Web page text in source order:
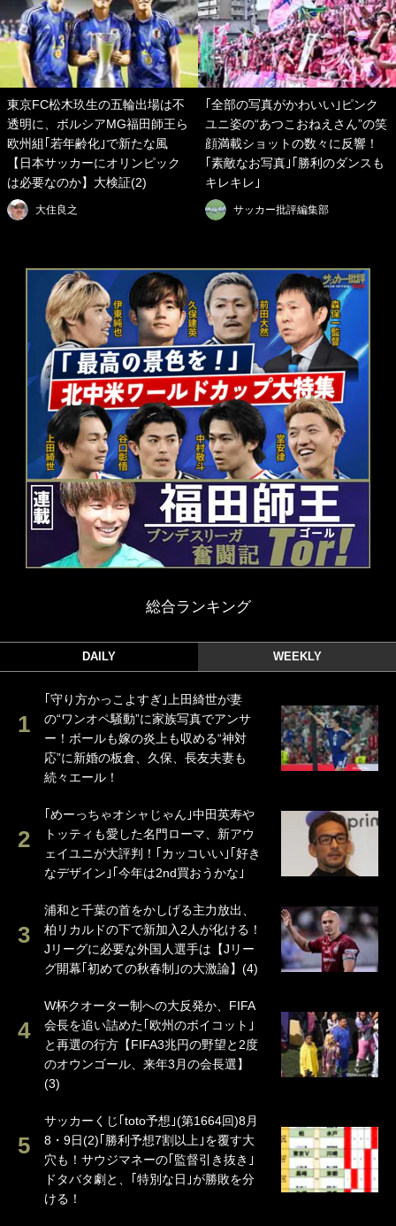
東京FC松木玖生の五輪出場は不
透明に、ボルシアMG福田師王ら
欧州組｢若年齢化｣で新たな風
【日本サッカーにオリンピック
は必要なのか】大検証(2)
大住良之
｢全部の写真がかわいい｣ピンク
ユニ姿の“あつこおねえさん”の笑
顔満載ショットの数々に反響！
｢素敵なお写真｣｢勝利のダンスも
キレキレ｣
サッカー批評編集部
総合ランキング
DAILY WEEKLY
｢守り方かっこよすぎ｣上田綺世が妻
の“ワンオペ騒動”に家族写真でアンサ
ー！ボールも嫁の炎上も収める“神対
応”に新婚の板倉、久保、長友夫妻も
続々エール！
｢めーっちゃオシャじゃん｣中田英寿や
トッティも愛した名門ローマ、新アウ
ェイユニが大評判！｢カッコいい｣｢好き
なデザイン｣｢今年は2nd買おうかな｣
浦和と千葉の首をかしげる主力放出、
柏リカルドの下で新加入2人が化ける！
Jリーグに必要な外国人選手は【Jリー
グ開幕｢初めての秋春制｣の大激論】(4)
W杯クオーター制への大反発か、FIFA
会長を追い詰めた｢欧州のボイコット｣
と再選の行方【FIFA3兆円の野望と2度
のオウンゴール、来年3月の会長選】
(3)
サッカーくじ｢toto予想｣(第1664回)8月
8・9日(2)｢勝利予想7割以上｣を覆す大
穴も！サウジマネーの｢監督引き抜き｣
ドタバタ劇と、｢特別な日｣が勝敗を分
ける！